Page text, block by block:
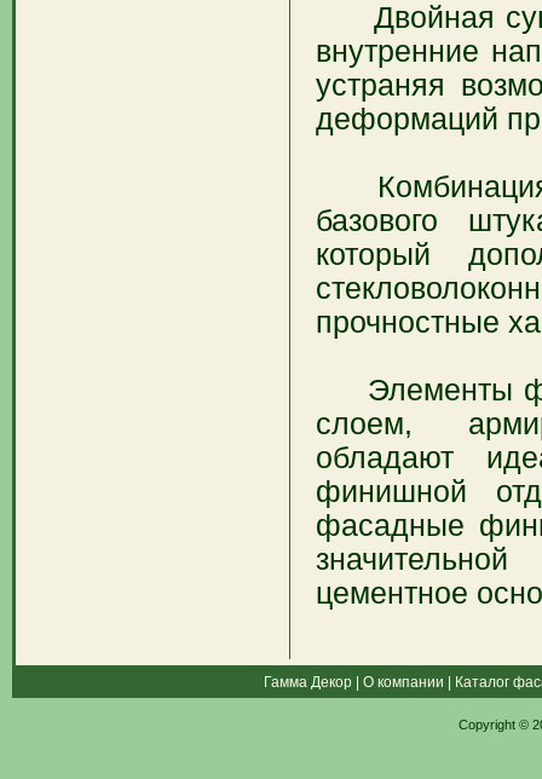
Двойная
внутренние
устраняя
деформаций
Комбинация
базового
который
прочностные
Элементы
слоем,
обладают
финишной
фасадные
цементное
Гамма Декор О компании Каталог
Copyright ©